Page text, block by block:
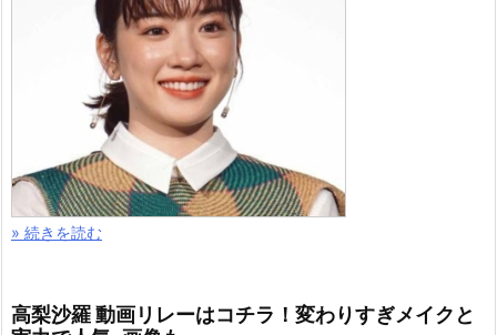
» 続きを読む
高梨沙羅 動画リレーはコチラ！変わりすぎメイクと